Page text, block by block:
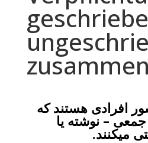
افرادی هستند که
– نوشته یا
میکنند.